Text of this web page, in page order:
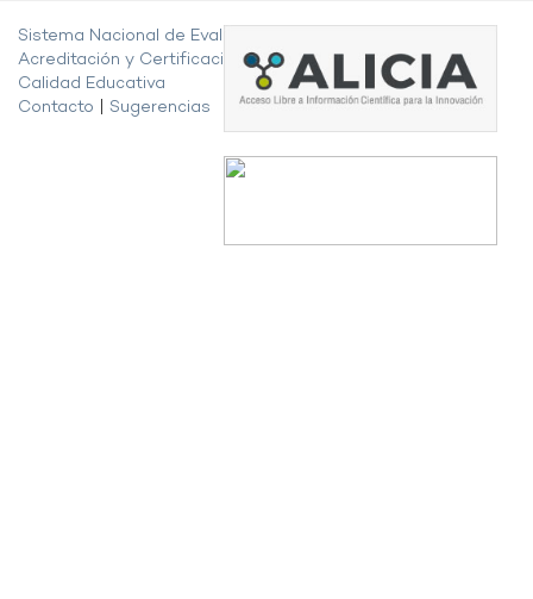
Sistema Nacional de Evaluación,
Acreditación y Certificación de la
Calidad Educativa
Contacto
Sugerencias